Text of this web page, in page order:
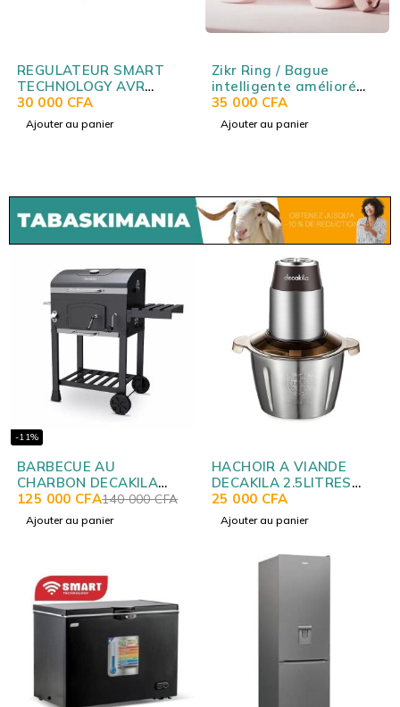
REGULATEUR SMART
TECHNOLOGY AVR
2000VA
30 000 CFA
Ajouter au panier
Zikr Ring / Bague
intelligente amélioré
avec boitier de charge
(tailles d'anneau
interchangeables)
35 000 CFA
Ajouter au panier
-11%
BARBECUE AU
CHARBON DECAKILA
KMCC008B
140 000CFA
125 000 CFA
Ajouter au panier
HACHOIR A VIANDE
DECAKILA 2.5LITRES
KEMG016M
25 000 CFA
Ajouter au panier